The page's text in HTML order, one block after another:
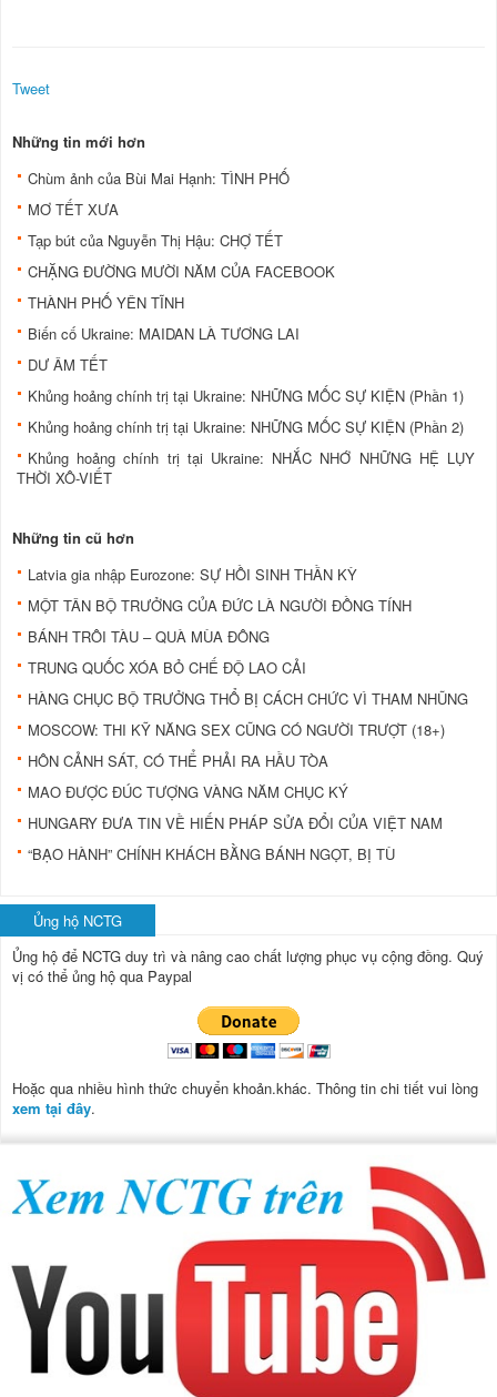
Tweet
Những tin mới hơn
Chùm ảnh của Bùi Mai Hạnh: TÌNH PHỐ
MƠ TẾT XƯA
Tạp bút của Nguyễn Thị Hậu: CHỢ TẾT
CHẶNG ĐƯỜNG MƯỜI NĂM CỦA FACEBOOK
THÀNH PHỐ YÊN TĨNH
Biến cố Ukraine: MAIDAN LÀ TƯƠNG LAI
DƯ ÂM TẾT
Khủng hoảng chính trị tại Ukraine: NHỮNG MỐC SỰ KIỆN (Phần 1)
Khủng hoảng chính trị tại Ukraine: NHỮNG MỐC SỰ KIỆN (Phần 2)
Khủng hoảng chính trị tại Ukraine: NHẮC NHỚ NHỮNG HỆ LỤY
THỜI XÔ-VIẾT
Những tin cũ hơn
Latvia gia nhập Eurozone: SỰ HỒI SINH THẦN KỲ
MỘT TÂN BỘ TRƯỞNG CỦA ĐỨC LÀ NGƯỜI ĐỒNG TÍNH
BÁNH TRÔI TÀU – QUÀ MÙA ĐÔNG
TRUNG QUỐC XÓA BỎ CHẾ ĐỘ LAO CẢI
HÀNG CHỤC BỘ TRƯỞNG THỔ BỊ CÁCH CHỨC VÌ THAM NHŨNG
MOSCOW: THI KỸ NĂNG SEX CŨNG CÓ NGƯỜI TRƯỢT (18+)
HÔN CẢNH SÁT, CÓ THỂ PHẢI RA HẦU TÒA
MAO ĐƯỢC ĐÚC TƯỢNG VÀNG NĂM CHỤC KÝ
HUNGARY ĐƯA TIN VỀ HIẾN PHÁP SỬA ĐỔI CỦA VIỆT NAM
“BẠO HÀNH” CHÍNH KHÁCH BẰNG BÁNH NGỌT, BỊ TÙ
Ủng hộ NCTG
Ủng hộ để NCTG duy trì và nâng cao chất lượng phục vụ cộng đồng. Quý
vị có thể ủng hộ qua Paypal
Hoặc qua nhiều hình thức chuyển khoản.khác. Thông tin chi tiết vui lòng
xem tại đây.